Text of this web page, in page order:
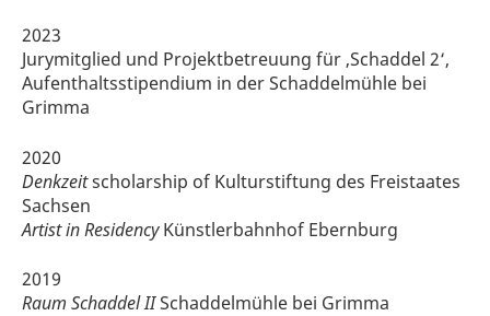
2023
Jurymitglied und Projektbetreuung für ‚Schaddel 2‘,
Aufenthaltsstipendium in der Schaddelmühle bei
Grimma
2020
Denkzeitscholarship of Kulturstiftung des Freistaates
Sachsen
Artist in ResidencyKünstlerbahnhof Ebernburg
2019
Raum Schaddel IISchaddelmühle bei Grimma